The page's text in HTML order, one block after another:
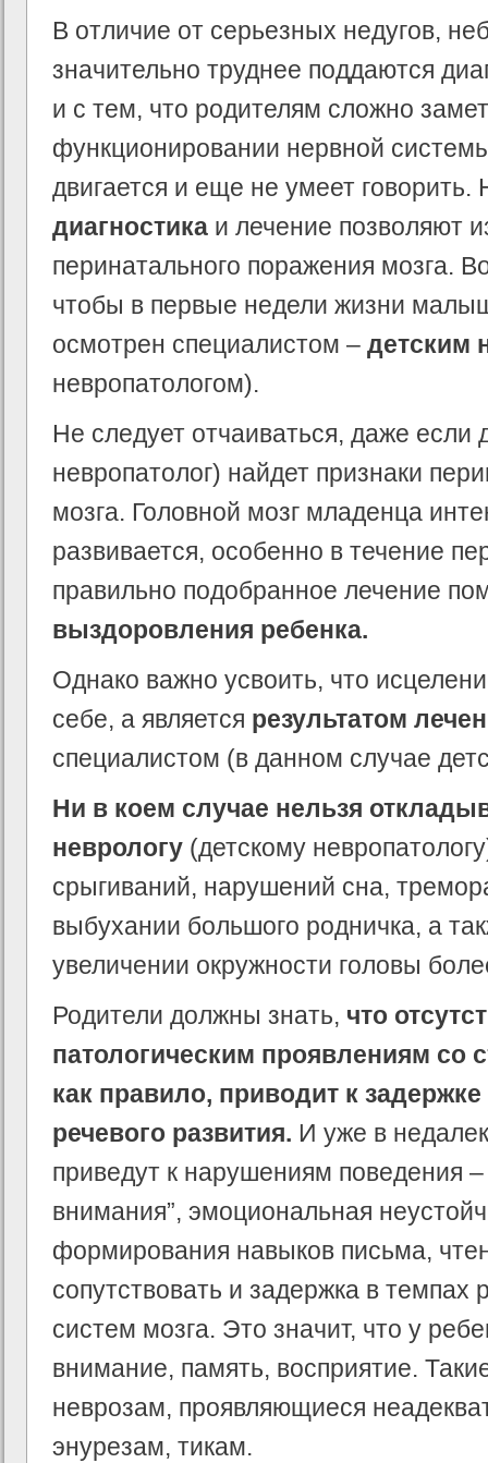
В отличие от серьезных недугов,
значительно труднее поддаются
и с тем, что родителям сложно
функционировании нервной
двигается и еще не умеет
диагностикаи лечение позволяют
перинатального поражения мозга.
чтобы в первые недели жизни
осмотрен специалистом – детским
невропатологом).
Не следует отчаиваться, даже если
невропатолог) найдет признаки
мозга. Головной мозг младенца
развивается, особенно в течение
правильно подобранное лечение
выздоровления ребенка.
Однако важно усвоить, что
себе, а является результатом
специалистом (в данном случае
Ни в коем случае нельзя
неврологу (детскому
срыгиваний, нарушений сна,
выбухании большого родничка, а
увеличении окружности головы
Родители должны знать, что
патологическим проявлениям со
как правило, приводит к
речевого развития. И уже в
приведут к нарушениям поведения
внимания”, эмоциональная
формирования навыков письма,
сопутствовать и задержка в
систем мозга. Это значит, что у
внимание, память, восприятие.
неврозам, проявляющиеся
энурезам, тикам.